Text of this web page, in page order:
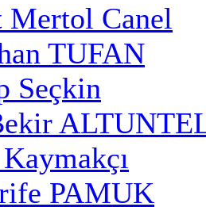
Mertol Canel
TUFAN
Seçkin
PAMUK